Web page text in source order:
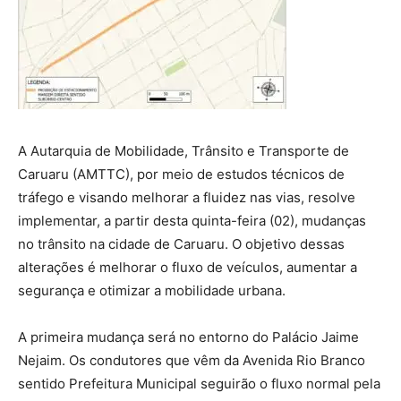
A Autarquia de Mobilidade, Trânsito e Transporte de
Caruaru (AMTTC), por meio de estudos técnicos de
tráfego e visando melhorar a fluidez nas vias, resolve
implementar, a partir desta quinta-feira (02), mudanças
no trânsito na cidade de Caruaru. O objetivo dessas
alterações é melhorar o fluxo de veículos, aumentar a
segurança e otimizar a mobilidade urbana.
A primeira mudança será no entorno do Palácio Jaime
Nejaim. Os condutores que vêm da Avenida Rio Branco
sentido Prefeitura Municipal seguirão o fluxo normal pela